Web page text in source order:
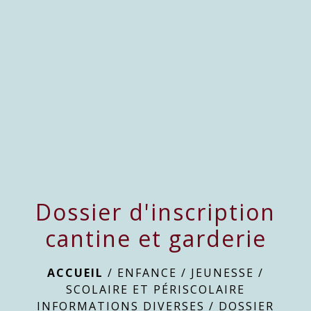
Dossier d'inscription
cantine et garderie
ACCUEIL / ENFANCE / JEUNESSE /
SCOLAIRE ET PÉRISCOLAIRE
INFORMATIONS DIVERSES / DOSSIER